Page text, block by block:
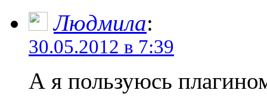
Людмила:
30.05.2012 в 7:39
А я пользуюсь